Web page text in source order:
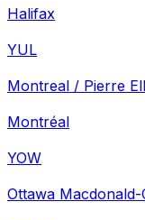
Halifax
YUL
Montreal / Pierre
Montréal
YOW
Ottawa